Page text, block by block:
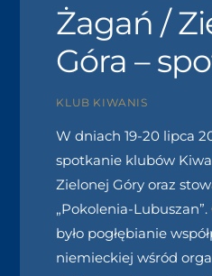
Żagań /
Góra –
KLUB KIWANIS
W dniach 19-20 lipca
spotkanie klubów
Zielonej Góry oraz
„Pokolenia-
było pogłębianie
niemieckiej wśród